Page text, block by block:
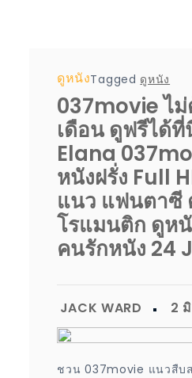
ดูหนังTagged ดูหนัง
037movie ไม่
เดือน ดูฟรีได้
Elana
หนังฝรั่ง Full
แนว แฟนตาซี
โรแมนติก ดูห
คนรักหนัง 24
ชวน 037movie แนวสืบ